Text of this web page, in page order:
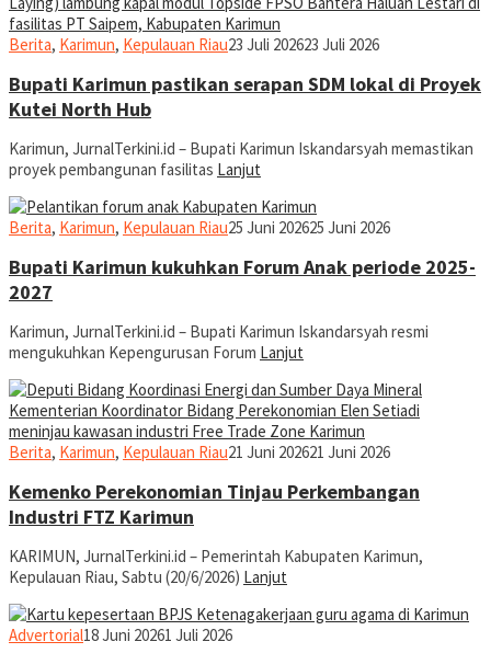
Berita, Karimun, Kepulauan RiauRusdianto
23 Juli 202623 Juli 2026
Bupati Karimun pastikan serapan SDM lokal di Proyek
Kutei North Hub
Karimun, JurnalTerkini.id – Bupati Karimun Iskandarsyah memastikan
proyek pembangunan fasilitas Lanjut
Berita, Karimun, Kepulauan Riaujurnal
25 Juni 202625 Juni 2026
Bupati Karimun kukuhkan Forum Anak periode 2025-
2027
Karimun, JurnalTerkini.id – Bupati Karimun Iskandarsyah resmi
mengukuhkan Kepengurusan Forum Lanjut
Berita, Karimun, Kepulauan Riaujurnal
21 Juni 202621 Juni 2026
Kemenko Perekonomian Tinjau Perkembangan
Industri FTZ Karimun
KARIMUN, JurnalTerkini.id – Pemerintah Kabupaten Karimun,
Kepulauan Riau, Sabtu (20/6/2026) Lanjut
Advertorialjurnal
18 Juni 20261 Juli 2026